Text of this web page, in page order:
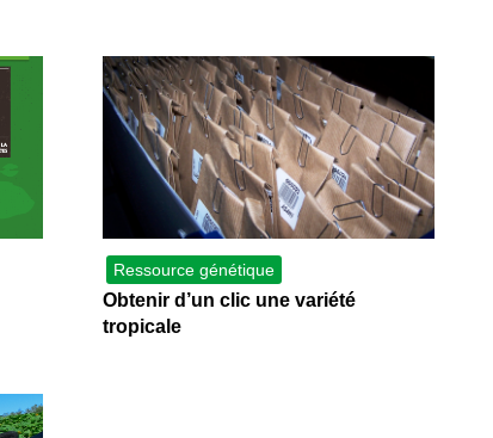
Ressource génétique
Obtenir d’un clic une variété
tropicale